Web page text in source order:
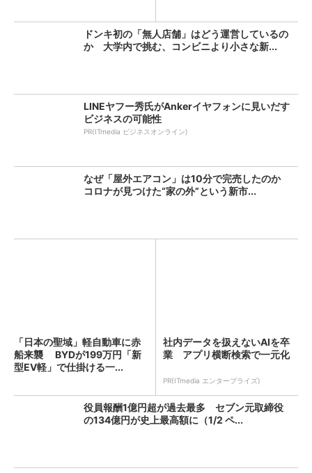
ドンキ初の「無人店舗」はどう運営しているの
か 大学内で挑む、コンビニより小さな新...
LINEヤフー秀氏がAnkerイヤフォンに見いだす
ビジネスの可能性
PR(ITmedia ビジネスオンライン)
なぜ「屋外エアコン」は10分で完売したのか
コロナが見つけた“家の外”という新市...
「日本の聖域」軽自動車に赤
船来襲 BYDが199万円「新
型EV軽」で仕掛ける一...
社内データを扱えないAIを卒
業 アプリ横断検索で一元化
PR(ITmedia エンタープライズ)
役員報酬1億円超が過去最多 セブン元取締役
の134億円が史上最高額に（1/2 ペ...